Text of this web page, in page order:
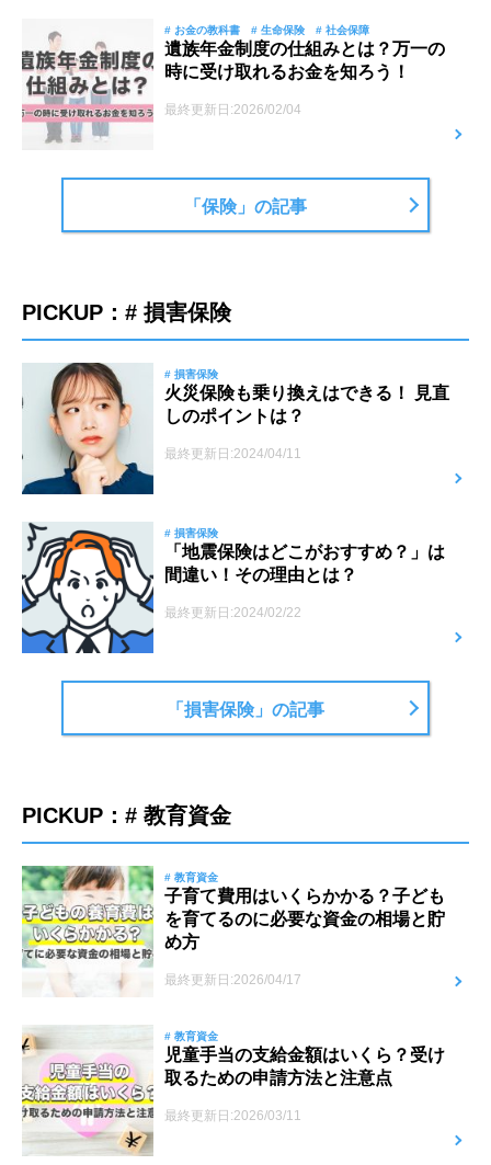
# お金の教科書 # 生命保険 # 社会保障
遺族年金制度の仕組みとは？万一の
時に受け取れるお金を知ろう！
最終更新日:2026/02/04
「保険」の記事
PICKUP：# 損害保険
# 損害保険
火災保険も乗り換えはできる！ 見直
しのポイントは？
最終更新日:2024/04/11
# 損害保険
「地震保険はどこがおすすめ？」は
間違い！その理由とは？
最終更新日:2024/02/22
「損害保険」の記事
PICKUP：# 教育資金
# 教育資金
子育て費用はいくらかかる？子ども
を育てるのに必要な資金の相場と貯
め方
最終更新日:2026/04/17
# 教育資金
児童手当の支給金額はいくら？受け
取るための申請方法と注意点
最終更新日:2026/03/11